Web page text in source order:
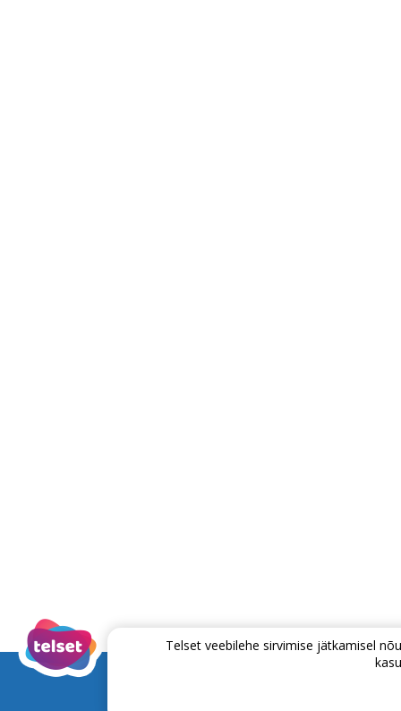
Telset veebilehe sirvimise jätkamisel